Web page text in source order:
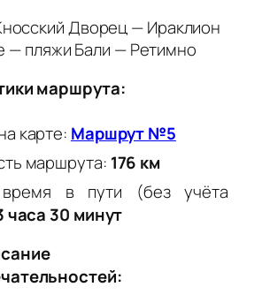
Дворец — Ираклион
— пляжи Бали — Ретимно
маршрута:
карте: Маршрут №5
маршрута: 176 км
в пути (без учёта
часа 30 минут